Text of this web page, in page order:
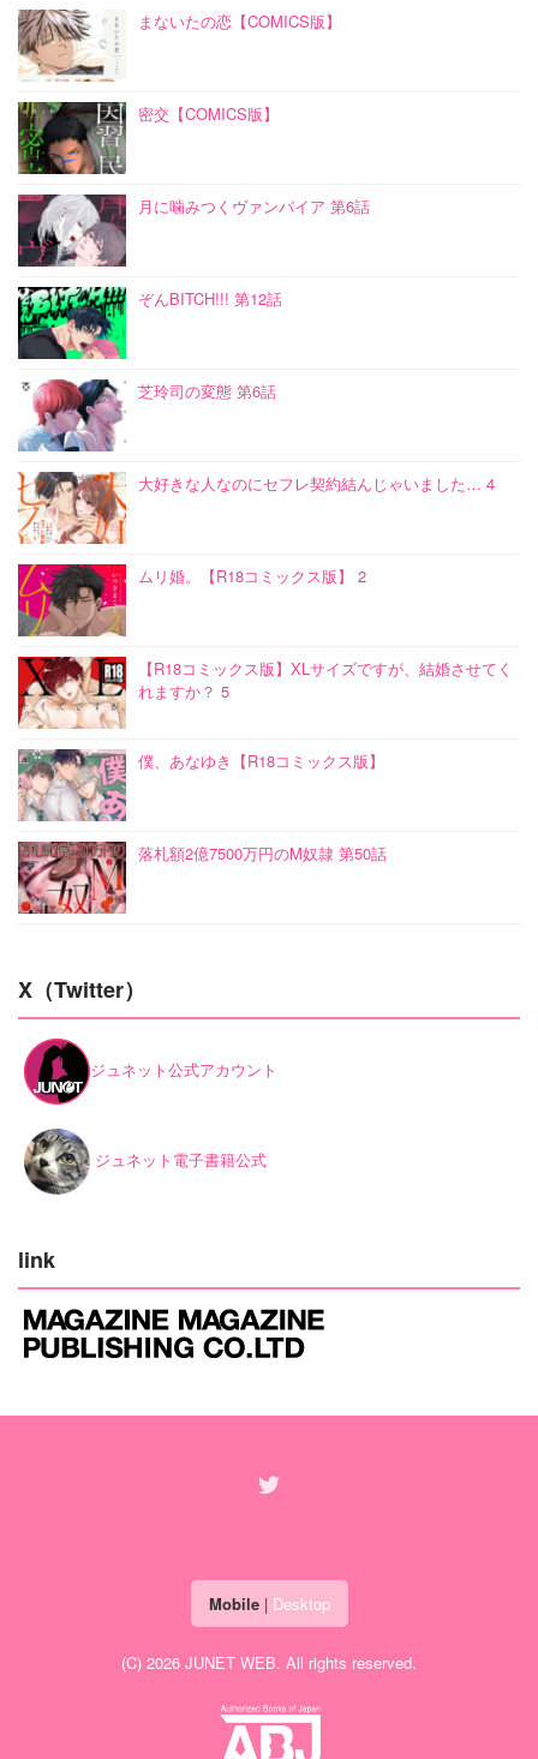
まないたの恋【COMICS版】
密交【COMICS版】
月に噛みつくヴァンパイア 第6話
ぞんBITCH!!! 第12話
芝玲司の変態 第6話
大好きな人なのにセフレ契約結んじゃいました… 4
ムリ婚。【R18コミックス版】 2
【R18コミックス版】XLサイズですが、結婚させてく
れますか？ 5
僕、あなゆき【R18コミックス版】
落札額2億7500万円のM奴隷 第50話
X（Twitter）
ジュネット公式アカウント
ジュネット電子書籍公式
link
Mobile| Desktop
(C) 2026 JUNET WEB. All rights reserved.